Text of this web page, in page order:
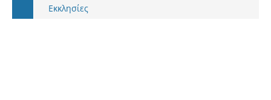
Εκκλησίες